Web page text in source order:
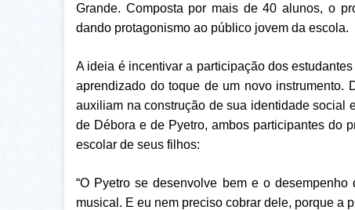
Grande. Composta por mais de 40 alunos, o
dando protagonismo ao público jovem da escola.
A ideia é incentivar a participação dos
aprendizado do toque de um novo instrumento.
auxiliam na construção de sua identidade social
de Débora e de Pyetro, ambos participantes do
escolar de seus filhos:
“O Pyetro se desenvolve bem e o
musical. E eu nem preciso cobrar dele, porque a